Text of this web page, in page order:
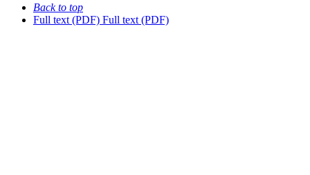
Back to top
Full text (PDF) Full text (PDF)